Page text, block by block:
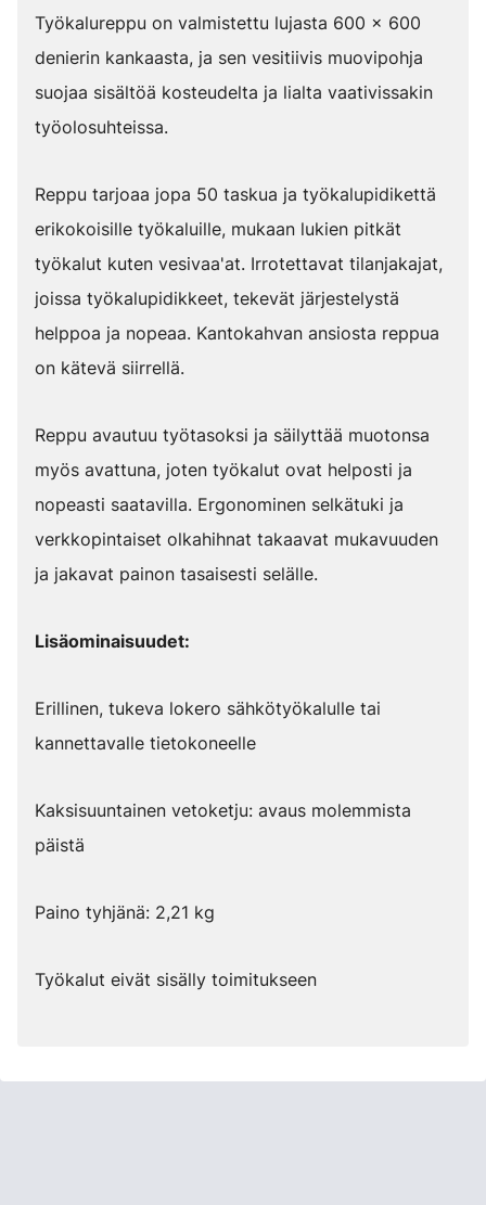
Työkalureppu on valmistettu lujasta 600 x 600
denierin kankaasta, ja sen vesitiivis muovipohja
suojaa sisältöä kosteudelta ja lialta vaativissakin
työolosuhteissa.
Reppu tarjoaa jopa 50 taskua ja työkalupidikettä
erikokoisille työkaluille, mukaan lukien pitkät
työkalut kuten vesivaa'at. Irrotettavat tilanjakajat,
joissa työkalupidikkeet, tekevät järjestelystä
helppoa ja nopeaa. Kantokahvan ansiosta reppua
on kätevä siirrellä.
Reppu avautuu työtasoksi ja säilyttää muotonsa
myös avattuna, joten työkalut ovat helposti ja
nopeasti saatavilla. Ergonominen selkätuki ja
verkkopintaiset olkahihnat takaavat mukavuuden
ja jakavat painon tasaisesti selälle.
Lisäominaisuudet:
Erillinen, tukeva lokero sähkötyökalulle tai
kannettavalle tietokoneelle
Kaksisuuntainen vetoketju: avaus molemmista
päistä
Paino tyhjänä: 2,21 kg
Työkalut eivät sisälly toimitukseen